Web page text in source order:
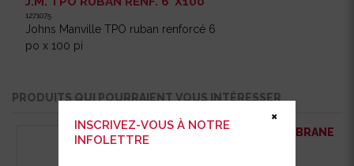
1271075
Johns Manville TPO ruban renforcé 6
po x 100 pi
PRODUITS QUI POURRAIENT VOUS INTÉRESSER
RESISTOR PLUS MEMBRANE
INSCRIVEZ-VOUS À NOTRE
INFOLETTRE
✖